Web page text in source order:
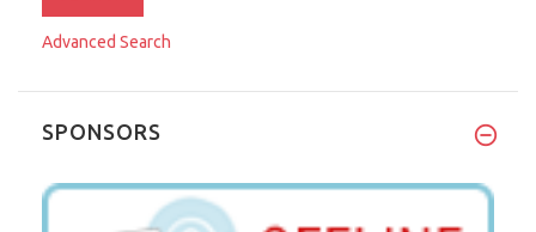
Advanced Search
SPONSORS